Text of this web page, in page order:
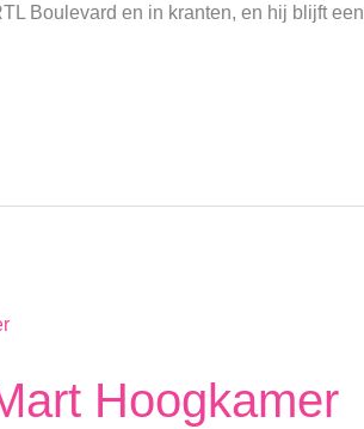
Boulevard en in kranten, en hij blijft een
Hoogkamer